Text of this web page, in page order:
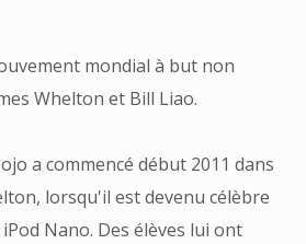
mondial à but non
Whelton et Bill Liao.
a commencé début 2011 dans
lorsqu'il est devenu célèbre
Nano. Des élèves lui ont